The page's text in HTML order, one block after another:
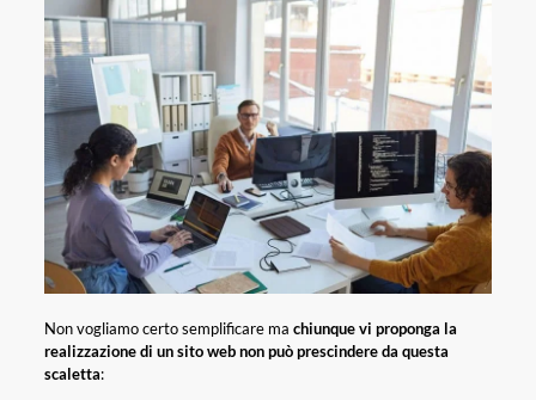
Non vogliamo certo semplificare ma chiunque vi proponga la
realizzazione di un sito web non può prescindere da questa
scaletta: